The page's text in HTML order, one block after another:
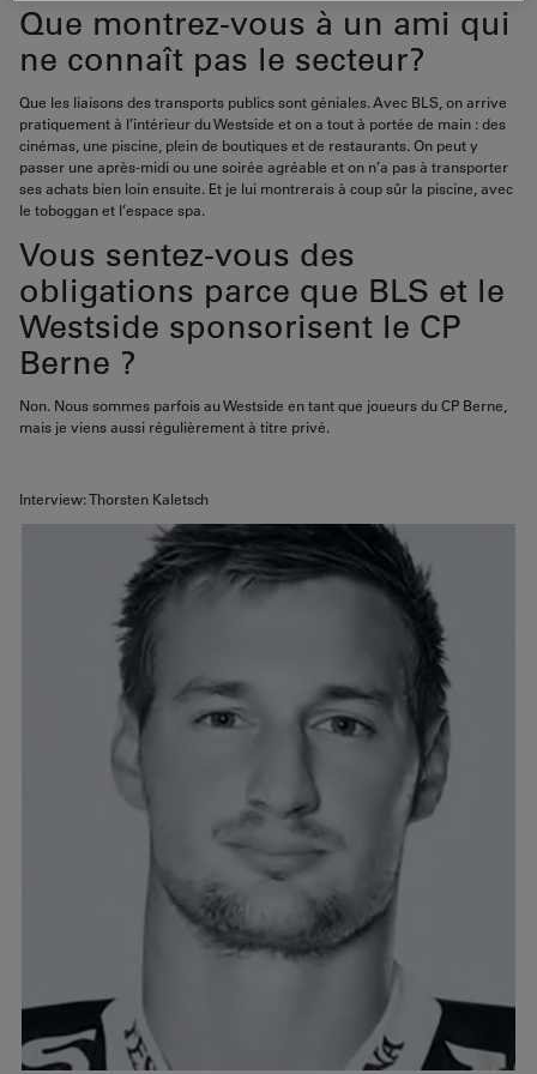
Que montrez-vous à un ami qui
ne connaît pas le secteur?
Que les liaisons des transports publics sont géniales. Avec BLS, on arrive
pratiquement à l’intérieur du Westside et on a tout à portée de main : des
cinémas, une piscine, plein de boutiques et de restaurants. On peut y
passer une après-midi ou une soirée agréable et on n’a pas à transporter
ses achats bien loin ensuite. Et je lui montrerais à coup sûr la piscine, avec
le toboggan et l’espace spa.
Vous sentez-vous des
obligations parce que BLS et le
Westside sponsorisent le CP
Berne ?
Non. Nous sommes parfois au Westside en tant que joueurs du CP Berne,
mais je viens aussi régulièrement à titre privé.
Interview: Thorsten Kaletsch